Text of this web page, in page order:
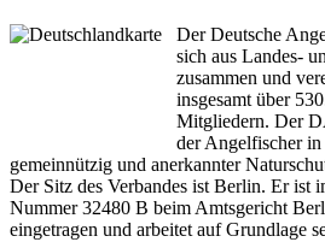
Der Deutsche
sich aus Landes-
zusammen und
insgesamt über
Mitgliedern. Der
der Angelfischer
gemeinnützig und anerkannter
Der Sitz des Verbandes ist Berlin. Er ist
Nummer 32480 B beim Amtsgericht
eingetragen und arbeitet auf Grundlage